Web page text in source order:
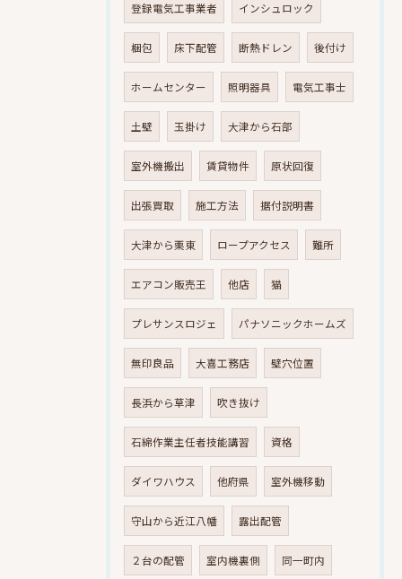
登録電気工事業者 インシュロック
梱包 床下配管 断熱ドレン 後付け
ホームセンター 照明器具 電気工事士
土壁 玉掛け 大津から石部
室外機搬出 賃貸物件 原状回復
出張買取 施工方法 据付説明書
大津から栗東 ロープアクセス 難所
エアコン販売王 他店 猫
プレサンスロジェ パナソニックホームズ
無印良品 大喜工務店 壁穴位置
長浜から草津 吹き抜け
石綿作業主任者技能講習 資格
ダイワハウス 他府県 室外機移動
守山から近江八幡 露出配管
２台の配管 室内機裏側 同一町内